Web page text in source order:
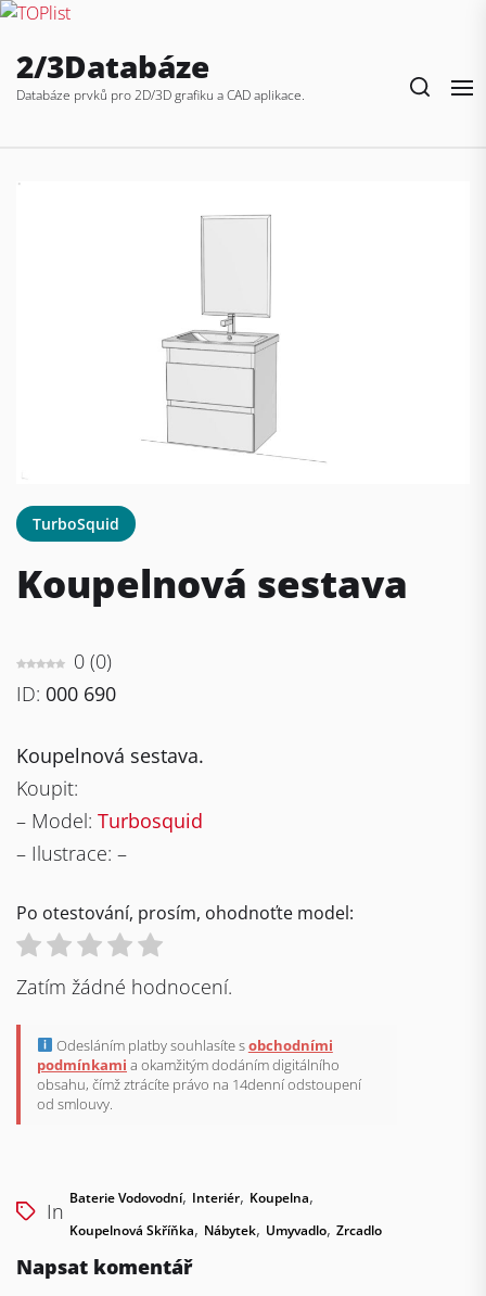
the
2/3Databáze
Databáze prvků pro 2D/3D grafiku a CAD aplikace.
TurboSquid
Koupelnová sestava
0 (0)
ID: 000 690
Koupelnová sestava.
Koupit:
– Model: Turbosquid
– Ilustrace: –
Po otestování, prosím, ohodnoťte model:
Zatím žádné hodnocení.
Odesláním platby souhlasíte sobchodními
podmínkami a okamžitým dodáním digitálního
obsahu, čímž ztrácíte právo na 14denní odstoupení
od smlouvy.
In
Baterie Vodovodní, Interiér, Koupelna,
Koupelnová Skříňka, Nábytek, Umyvadlo, Zrcadlo
Napsat komentář